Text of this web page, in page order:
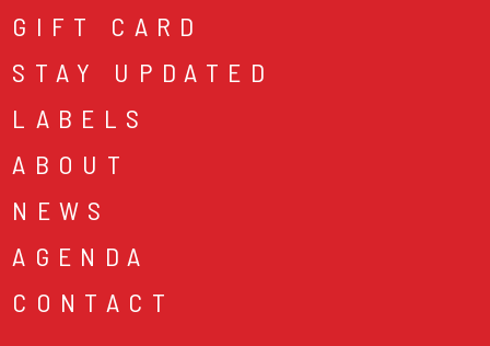
GIFT CARD
STAY UPDATED
LABELS
ABOUT
NEWS
AGENDA
CONTACT